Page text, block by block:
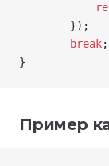
        });
        break
;
}
Пример